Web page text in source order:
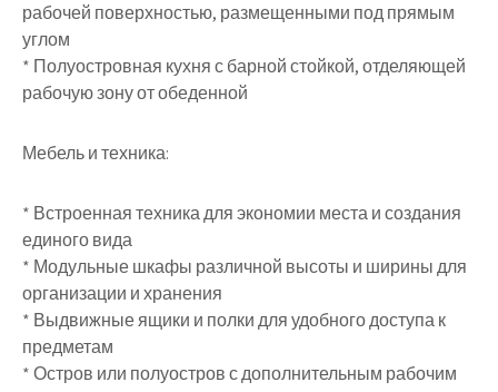
рабочей поверхностью, размещенными под прямым
углом
* Полуостровная кухня с барной стойкой, отделяющей
рабочую зону от обеденной
Мебель и техника:
* Встроенная техника для экономии места и создания
единого вида
* Модульные шкафы различной высоты и ширины для
организации и хранения
* Выдвижные ящики и полки для удобного доступа к
предметам
* Остров или полуостров с дополнительным рабочим